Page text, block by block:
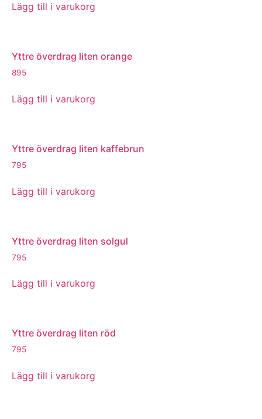
Lägg till i varukorg
Yttre överdrag liten orange
895
Lägg till i varukorg
Yttre överdrag liten kaffebrun
795
Lägg till i varukorg
Yttre överdrag liten solgul
795
Lägg till i varukorg
Yttre överdrag liten röd
795
Lägg till i varukorg